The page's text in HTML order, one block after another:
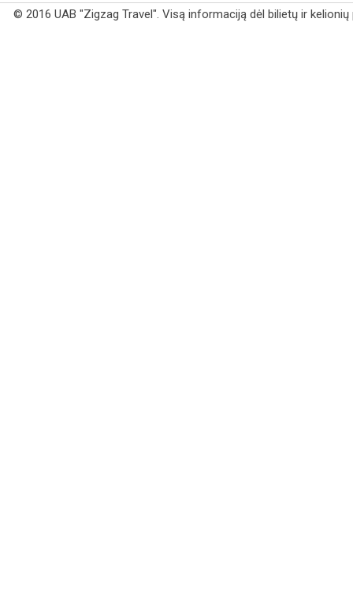
© 2016 UAB "Zigzag Travel". Visą informaciją dėl bilietų ir